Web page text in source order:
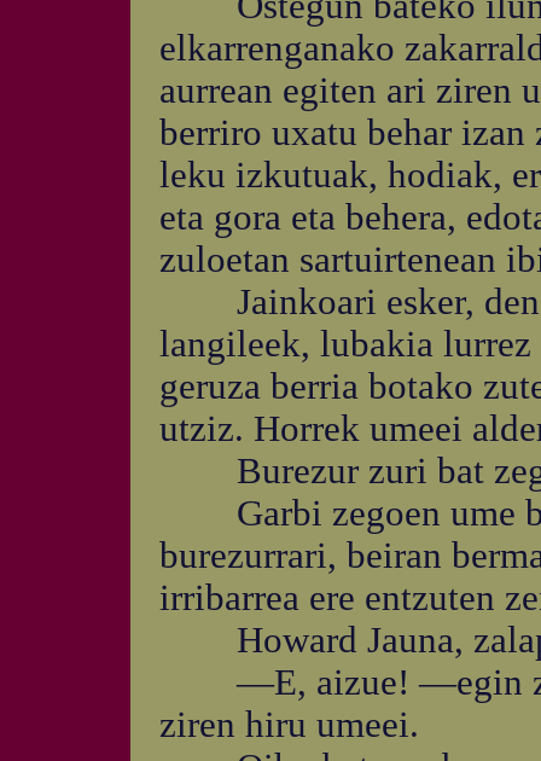
elkarrenganako
aurrean egiten ari ziren
berriro uxatu behar izan
leku izkutuak, hodiak,
eta gora eta behera,
zuloetan sartuirtenean
Jainkoari esker, dena
langileek, lubakia lurrez
geruza berria botako
utziz. Horrek umeei
Burezur zuri bat
Garbi zegoen ume
burezurrari, beiran
irribarrea ere entzuten
Howard Jauna,
—E, aizue! —egin
ziren hiru umeei.